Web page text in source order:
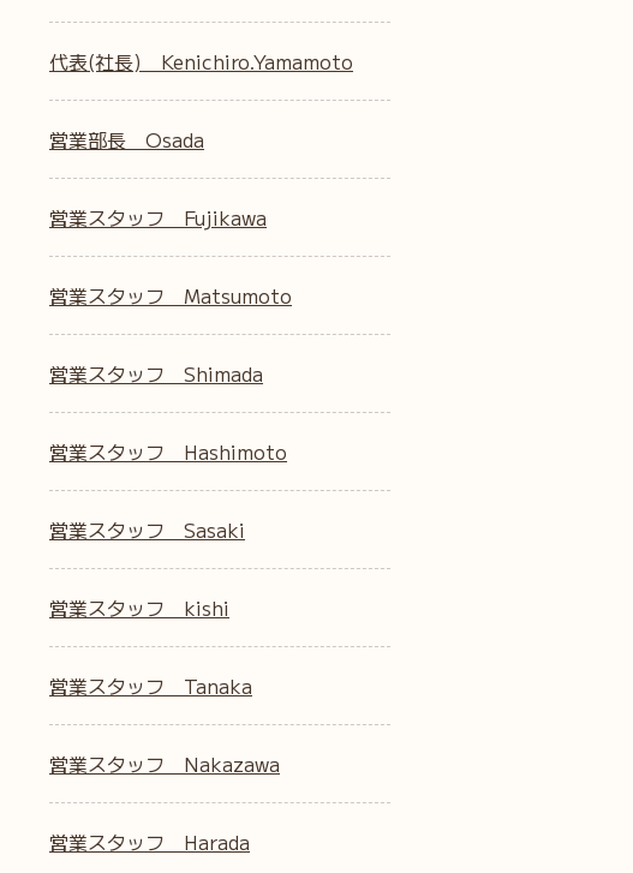
代表(社長) Kenichiro.Yamamoto
営業部長 Osada
営業スタッフ Fujikawa
営業スタッフ Matsumoto
営業スタッフ Shimada
営業スタッフ Hashimoto
営業スタッフ Sasaki
営業スタッフ kishi
営業スタッフ Tanaka
営業スタッフ Nakazawa
営業スタッフ Harada